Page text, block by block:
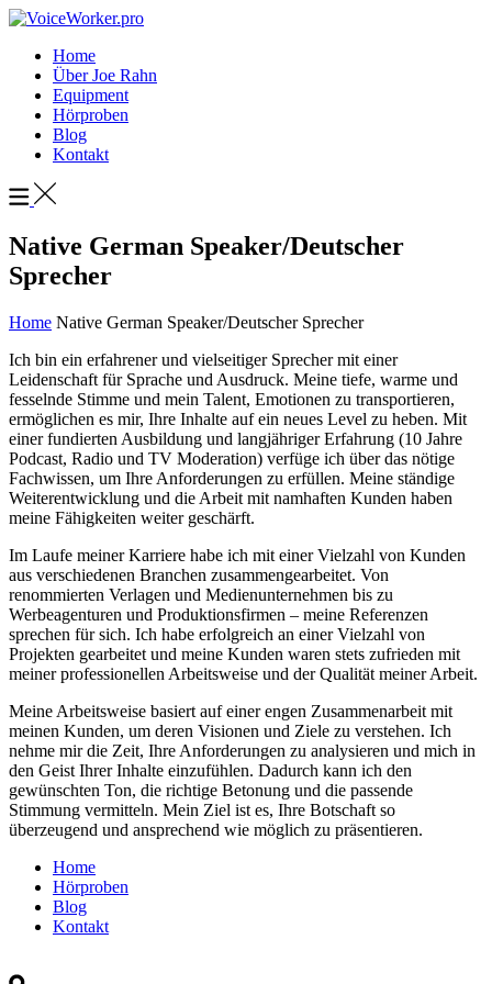
Home
Über Joe Rahn
Equipment
Hörproben
Blog
Kontakt
Native German Speaker/Deutscher
Sprecher
Home Native German Speaker/Deutscher Sprecher
Ich bin ein erfahrener und vielseitiger Sprecher mit einer
Leidenschaft für Sprache und Ausdruck. Meine tiefe, warme und
fesselnde Stimme und mein Talent, Emotionen zu transportieren,
ermöglichen es mir, Ihre Inhalte auf ein neues Level zu heben. Mit
einer fundierten Ausbildung und langjähriger Erfahrung (10 Jahre
Podcast, Radio und TV Moderation) verfüge ich über das nötige
Fachwissen, um Ihre Anforderungen zu erfüllen. Meine ständige
Weiterentwicklung und die Arbeit mit namhaften Kunden haben
meine Fähigkeiten weiter geschärft.
Im Laufe meiner Karriere habe ich mit einer Vielzahl von Kunden
aus verschiedenen Branchen zusammengearbeitet. Von
renommierten Verlagen und Medienunternehmen bis zu
Werbeagenturen und Produktionsfirmen – meine Referenzen
sprechen für sich. Ich habe erfolgreich an einer Vielzahl von
Projekten gearbeitet und meine Kunden waren stets zufrieden mit
meiner professionellen Arbeitsweise und der Qualität meiner Arbeit.
Meine Arbeitsweise basiert auf einer engen Zusammenarbeit mit
meinen Kunden, um deren Visionen und Ziele zu verstehen. Ich
nehme mir die Zeit, Ihre Anforderungen zu analysieren und mich in
den Geist Ihrer Inhalte einzufühlen. Dadurch kann ich den
gewünschten Ton, die richtige Betonung und die passende
Stimmung vermitteln. Mein Ziel ist es, Ihre Botschaft so
überzeugend und ansprechend wie möglich zu präsentieren.
Home
Hörproben
Blog
Kontakt